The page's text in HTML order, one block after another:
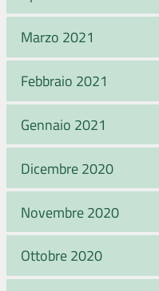
Marzo 2021
Febbraio 2021
Gennaio 2021
Dicembre 2020
Novembre 2020
Ottobre 2020